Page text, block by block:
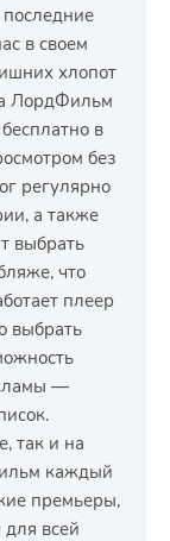
в своем
хлопот
ЛордФильм
в
без
регулярно
а также
выбрать
что
плеер
выбрать
—
так и на
каждый
премьеры,
всей